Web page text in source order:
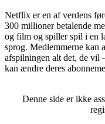
Netflix er en af verdens
300 millioner betalende
og film og spiller spil i en
sprog. Medlemmerne kan
afspilningen alt det, de vil
kan ændre deres
Denne side er ikke